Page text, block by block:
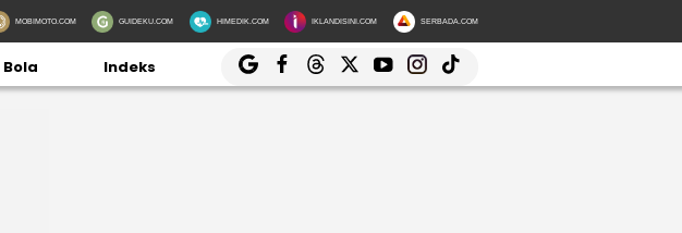
MOBIMOTO.COM GUIDEKU.COM HIMEDIK.COM IKLANDISINI.COM SERBADA.COM
Bola Indeks